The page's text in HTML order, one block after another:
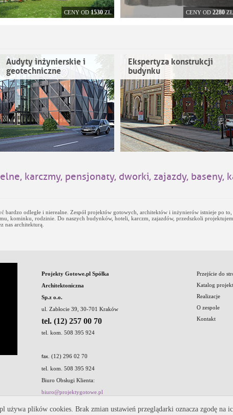
CENY OD1530ZŁ CENY OD 2280ZŁ
Audyty inżynierskie i
geotechniczne
Ekspertyza konstrukcji
budynku
karczmy, pensjonaty, dworki, zajazdy, baseny,
bardzo odległe i nierealne. Zespół projektów gotowych, architektów i inżynierów istnieje po
kominku, rodzinie. Do naszych budynków, hoteli, karczm, zajazdów, przedszkoli
nas architekturą.
Projekty Gotowe.pl Spółka
Architektoniczna
Sp.z o.o.
ul. Zabłocie 39, 30-701 Kraków
tel. (12) 257 00 70
tel. kom. 508 395 924
fax . (12) 296 02 70
tel. kom. 508 395 924
Biuro Obsługi Klienta:
biuro@projektygotowe.pl
Przejście do
Katalog
Realizacje
O zespole
Kontakt
używa plików cookies. Brak zmian ustawień przeglądarki oznacza zgodę na